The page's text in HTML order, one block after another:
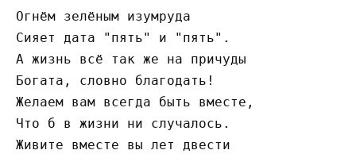
Огнём зелёным изумруда
Сияет дата "пять" и "пять".
А жизнь всё так же на причуды
Богата, словно благодать!
Желаем вам всегда быть вместе,
Что б в жизни ни случалось.
Живите вместе вы лет двести